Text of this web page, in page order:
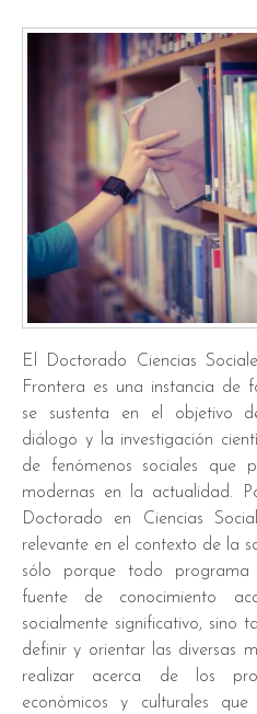
El Doctorado Ciencias
Frontera es una instancia de
se sustenta en el objetivo
diálogo y la investigación
de fenómenos sociales que
modernas en la actualidad.
Doctorado en Ciencias
relevante en el contexto de la
sólo porque todo
fuente de conocimiento
socialmente significativo, sino
definir y orientar las diversas
realizar acerca de los
económicos y culturales